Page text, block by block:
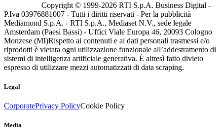
Copyright © 1999-2026 RTI S.p.A. Business Digital -
P.Iva 03976881007 - Tutti i diritti riservati - Per la pubblicità
Mediamond S.p.A. - RTI S.p.A., Mediaset N.V., sede legale
Amsterdam (Paesi Bassi) - Uffici Viale Europa 46, 20093 Cologno
Monzese (MI)Rispetto ai contenuti e ai dati personali trasmessi e/o
riprodotti è vietata ogni utilizzazione funzionale all’addestramento di
sistemi di intelligenza artificiale generativa. È altresì fatto divieto
espresso di utilizzare mezzi automatizzati di data scraping.
Legal
CorporatePrivacy PolicyCookie Policy
Media